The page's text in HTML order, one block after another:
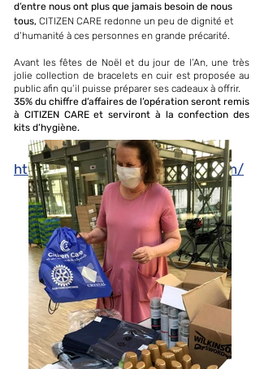
d’entre nous ont plus que jamais besoin de nous
tous, CITIZEN CARE redonne un peu de dignité et
d’humanité à ces personnes en grande précarité.
Avant les fêtes de Noël et du jour de l’An, une très
jolie collection de bracelets en cuir est proposée au
public afin qu’il puisse préparer ses cadeaux à offrir.
35% du chiffre d’affaires de l’opération seront remis
à CITIZEN CARE et serviront à la confection des
kits d’hygiène.
https://www.citizencare-asso.com/